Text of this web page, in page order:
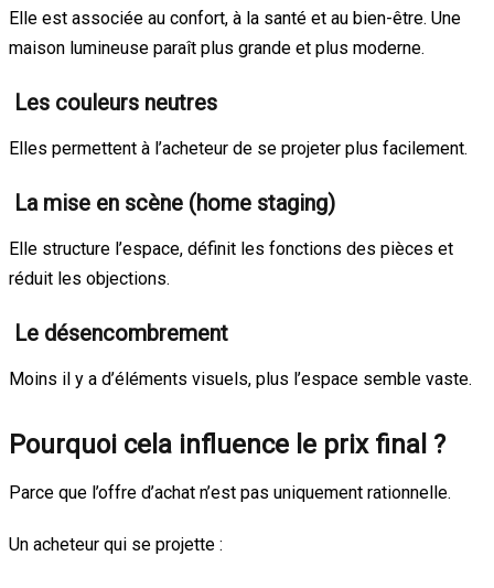
Elle est associée au confort, à la santé et au bien-être. Une
maison lumineuse paraît plus grande et plus moderne.
Les couleurs neutres
Elles permettent à l’acheteur de se projeter plus facilement.
La mise en scène (home staging)
Elle structure l’espace, définit les fonctions des pièces et
réduit les objections.
Le désencombrement
Moins il y a d’éléments visuels, plus l’espace semble vaste.
Pourquoi cela influence le prix final ?
Parce que l’offre d’achat n’est pas uniquement rationnelle.
Un acheteur qui se projette :